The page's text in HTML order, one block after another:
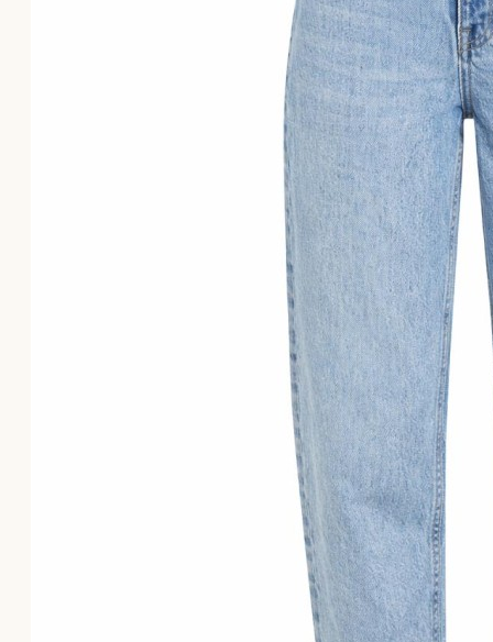
Το καλάθι αγορών είναι άδειο!